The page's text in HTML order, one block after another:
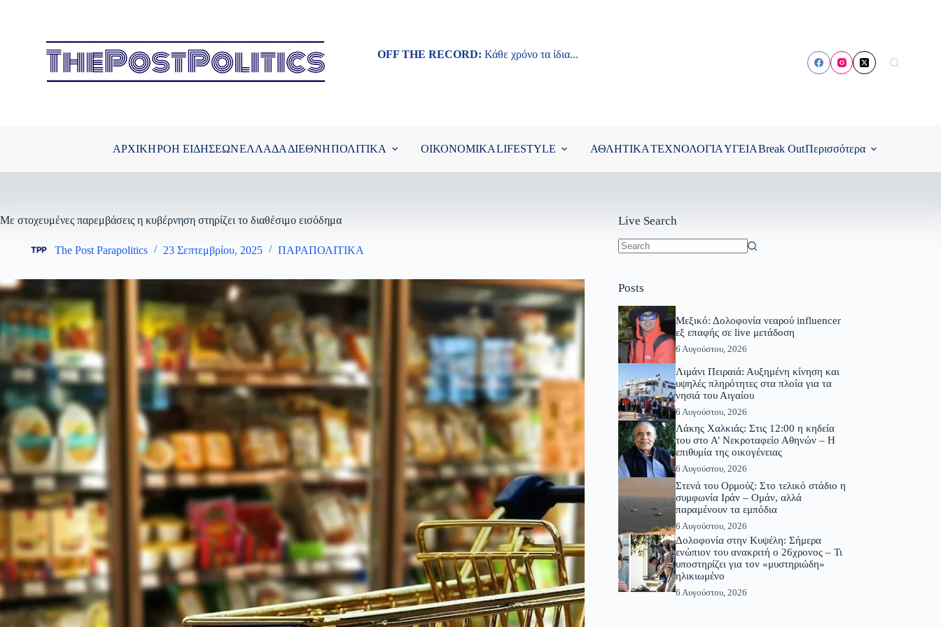
OFF THE RECORD: Κάθε χρόνο τα ίδια...
ΑΡΧΙΚΗΡΟΗ ΕΙΔΗΣΕΩΝΕΛΛΑΔΑ ΔΙΕΘΝΗΠΟΛΙΤΙΚΑ ΟΙΚΟΝΟΜΙΚΑLIFESTYLE ΑΘΛΗΤΙΚΑΤΕΧΝΟΛΟΓΙΑΥΓΕΙΑBreak OutΠερισσότερα
Με στοχευμένες παρεμβάσεις η κυβέρνηση στηρίζει το διαθέσιμο εισόδημα
The Post Parapolitics 23 Σεπτεμβρίου, 2025 ΠΑΡΑΠΟΛΙΤΙΚΑ
Live Search
Posts
Μεξικό: Δολοφονία νεαρού influencer
εξ επαφής σε live μετάδοση
6 Αυγούστου, 2026
Λιμάνι Πειραιά: Αυξημένη κίνηση και
υψηλές πληρότητες στα πλοία για τα
νησιά του Αιγαίου
6 Αυγούστου, 2026
Λάκης Χαλκιάς: Στις 12:00 η κηδεία
του στο Α’ Νεκροταφείο Αθηνών – Η
επιθυμία της οικογένειας
6 Αυγούστου, 2026
Στενά του Ορμούζ: Στο τελικό στάδιο η
συμφωνία Ιράν – Ομάν, αλλά
παραμένουν τα εμπόδια
6 Αυγούστου, 2026
Δολοφονία στην Κυψέλη: Σήμερα
ενώπιον του ανακριτή ο 26χρονος – Τι
υποστηρίζει για τον «μυστηριώδη»
ηλικιωμένο
6 Αυγούστου, 2026